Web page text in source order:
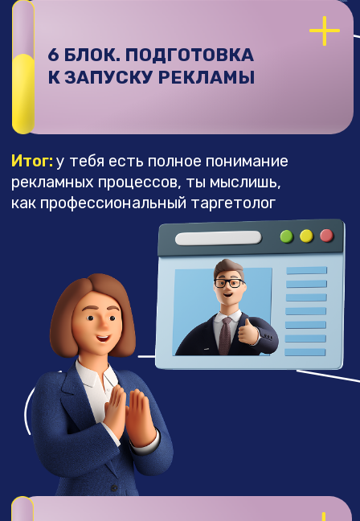
ПРОДАЖ УСЛУГ
Ты готовый специалист, и тебе
не нужно скупать новые курсы,
чтобы выйти на высокий доход
первые деньги
на таргете во время курса
6. Не просто изучил таргет и вышел
с курса не понимая «а что делать
дальше», тыработаешь
и зарабатываешь!
5. Знаешь четкую схему действий
по выходус 0 до 300к на таргете ВК
с реальными клиентами
и ведешь свои первые кампании
2. У тебя естьпервый кейс на реальном
клиентеи возможность продлить его
далее, зарабатывая с него каждый месяц
1. Четко